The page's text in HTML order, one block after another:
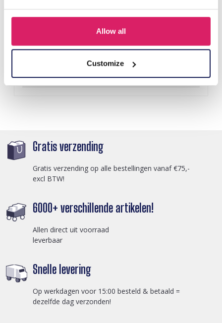
Allow all
Customize
Z-E2.3 LED Foam Sticks -Multi Color 47x3.5cm
Details
Gratis verzending
Gratis verzending op alle bestellingen vanaf €75,-
excl BTW!
6000+ verschillende artikelen!
Allen direct uit voorraad
leverbaar
Snelle levering
Op werkdagen voor 15:00 besteld & betaald =
dezelfde dag verzonden!